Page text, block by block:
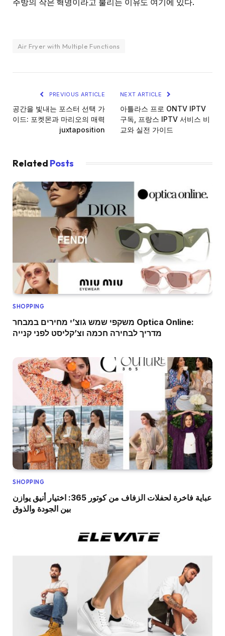
주방의 작은 혁명이라고 불리는 이유도 여기에 있다.
Air Fryer with Multiple Functions
PREVIOUS ARTICLE
공간을 빛내는 포스터 선택 가
이드: 포켓몬과 마리오의 매력
juxtaposition
NEXT ARTICLE
아틀라스 프로 ONTV IPTV
구독, 프랑스 IPTV 서비스 비
교와 실전 가이드
Related Posts
SHOPPING
משקפי שמש גוצ’י מחירים במבחר Optica Online:
מדריך לבחירה חכמה וצ’קליסט לפני קנייה
SHOPPING
عباية فاخرة لحفلات الزفاف من كوتور 365: اختيار أنيق يوازن
بين الجودة والذوق